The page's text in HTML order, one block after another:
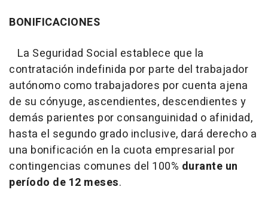
BONIFICACIONES
La Seguridad Social establece que la
contratación indefinida por parte del trabajador
autónomo como trabajadores por cuenta ajena
de su cónyuge, ascendientes, descendientes y
demás parientes por consanguinidad o afinidad,
hasta el segundo grado inclusive, dará derecho a
una bonificación en la cuota empresarial por
contingencias comunes del 100% durante un
período de 12 meses.